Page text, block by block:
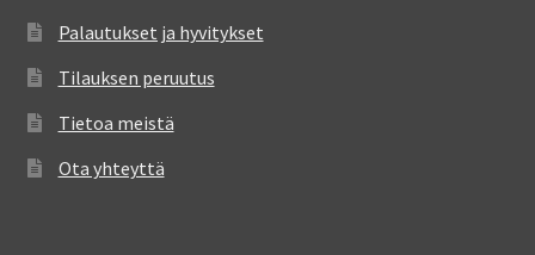
Palautukset ja hyvitykset
Tilauksen peruutus
Tietoa meistä
Ota yhteyttä